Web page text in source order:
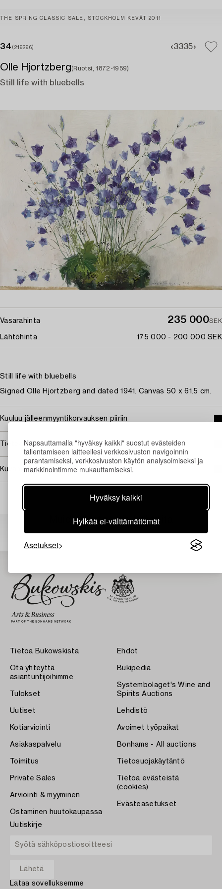
Napsauttamalla "hyväksy kaikki" suostut evästeiden
tallentamiseen laitteellesi verkkosivuston navigoinnin
parantamiseksi, verkkosivuston käytön analysoimiseksi ja
markkinointimme mukauttamiseksi.
Hyväksy kaikki
Hylkää ei-välttämättömät
Asetukset
THE SPRING CLASSIC SALE, STOCKHOLM KEVÄT 2011
34 (219296) 3335
Olle Hjortzberg(Ruotsi, 1872-1959)
Still life with bluebells
Vasarahinta 235 000SEK
Lähtöhinta 175 000 - 200 000 SEK
Still life with bluebells
Signed Olle Hjortzberg and dated 1941. Canvas 50 x 61.5 cm.
Kuuluu jälleenmyyntikorvauksen piiriin
Tietoa ostamisesta
Kuvan käyttöoikeudet
Muiden katsomia kohteita
Tietoa Bukowskista
Ota yhteyttä
asiantuntijoihimme
Tulokset
Uutiset
Kotiarviointi
Asiakaspalvelu
Toimitus
Private Sales
Arviointi & myyminen
Ostaminen huutokaupassa
Ehdot
Bukipedia
Systembolaget's Wine and
Spirits Auctions
Lehdistö
Avoimet työpaikat
Bonhams - All auctions
Tietosuojakäytäntö
Tietoa evästeistä
(cookies)
Evästeasetukset
Uutiskirje
Lataa sovelluksemme